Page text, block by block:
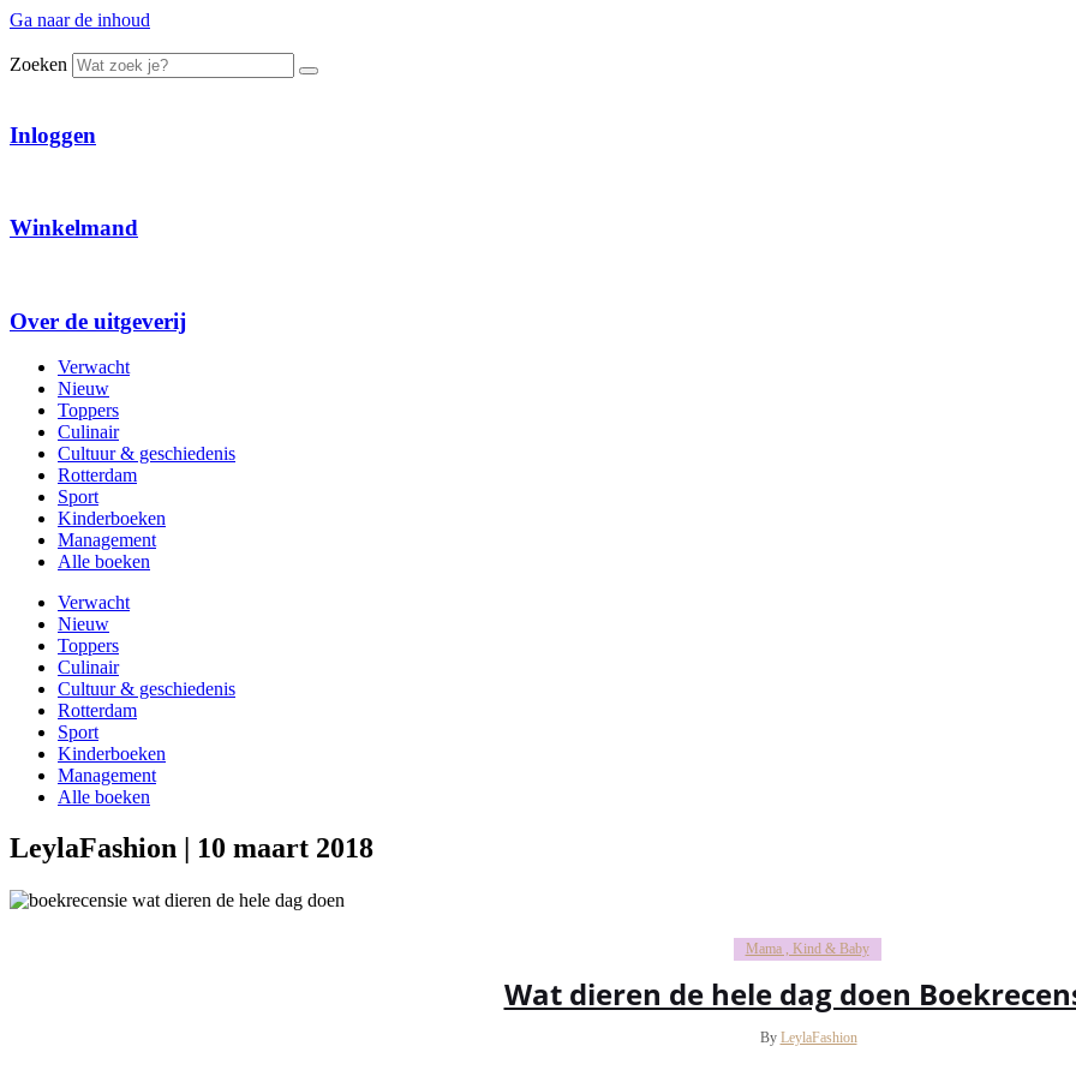
Ga naar de inhoud
Zoeken
Inloggen
Winkelmand
Over de uitgeverij
Verwacht
Nieuw
Toppers
Culinair
Cultuur & geschiedenis
Rotterdam
Sport
Kinderboeken
Management
Alle boeken
Verwacht
Nieuw
Toppers
Culinair
Cultuur & geschiedenis
Rotterdam
Sport
Kinderboeken
Management
Alle boeken
LeylaFashion | 10 maart 2018
Mama , Kind & Baby
Wat dieren de hele dag doen
By LeylaFashion